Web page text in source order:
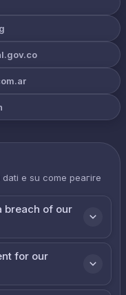
e su come реагire
breach of our
for our